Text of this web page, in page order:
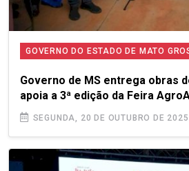
GOVERNO DO ESTADO DE MATO
Governo de MS entrega obras
apoia a 3ª edição da Feira
SEGUNDA, 20 DE OUTUBRO DE 2025